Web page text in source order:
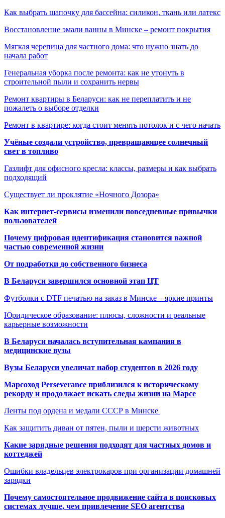
Как выбрать шапочку для бассейна: силикон, ткань или латекс
Восстановление эмали ванны в Минске – ремонт покрытия
Мягкая черепица для частного дома: что нужно знать до
начала работ
Генеральная уборка после ремонта: как не утонуть в
строительной пыли и сохранить нервы
Ремонт квартиры в Беларуси: как не переплатить и не
пожалеть о выборе отделки
Ремонт в квартире: когда стоит менять потолок и с чего начать
Учёные создали устройство, превращающее солнечный
свет в топливо
Газлифт для офисного кресла: классы, размеры и как выбрать
подходящий
Существует ли проклятие «Ночного Дозора»
Как интернет-сервисы изменили повседневные привычки
пользователей
Почему цифровая идентификация становится важной
частью современной жизни
От подработки до собственного бизнеса
В Беларуси завершился основной этап ЦТ
Футболки с DTF печатью на заказ в Минске – яркие принты
Юридическое образование: плюсы, сложности и реальные
карьерные возможности
В Беларуси началась вступительная кампания в
медицинские вузы
Вузы Беларуси увеличат набор студентов в 2026 году
Марсоход Perseverance приблизился к историческому
рекорду и продолжает искать следы жизни на Марсе
Ленты под ордена и медали СССР в Минске
Как защитить диван от пятен, пыли и шерсти животных
Какие зарядные решения подходят для частных домов и
коттеджей
Ошибки владельцев электрокаров при организации домашней
зарядки
Почему самостоятельное продвижение сайта в поисковых
системах лучше, чем привлечение SEO агентства